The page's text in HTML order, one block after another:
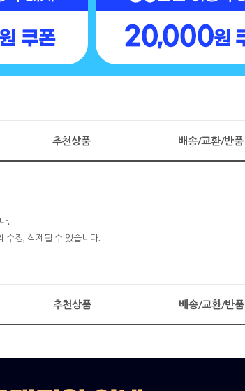
추천상품 배송/교환/반품
.
수정, 삭제될 수 있습니다.
추천상품 배송/교환/반품